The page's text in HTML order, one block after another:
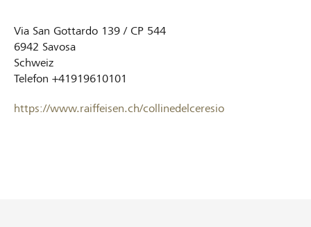
Via San Gottardo 139 / CP 544
6942 Savosa
Schweiz
Telefon +41919610101
https://www.raiffeisen.ch/collinedelceresio